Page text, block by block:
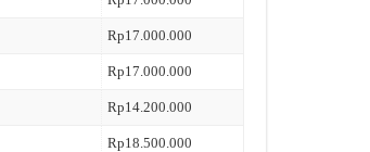
Rp17.000.000
Rp17.000.000
Rp14.200.000
Rp18.500.000